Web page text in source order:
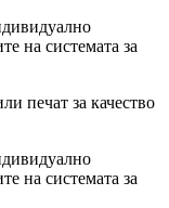
на системата за
печат за качество
на системата за